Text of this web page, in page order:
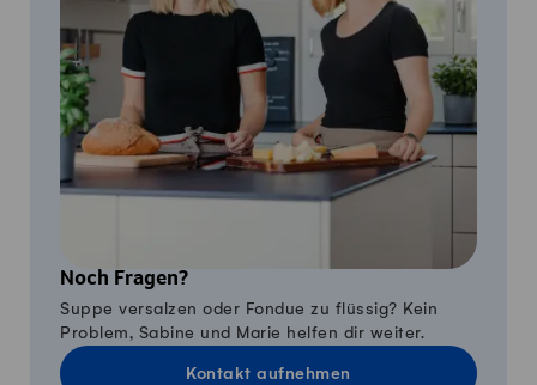
Noch Fragen?
Suppe versalzen oder Fondue zu flüssig? Kein
Problem, Sabine und Marie helfen dir weiter.
Kontakt aufnehmen